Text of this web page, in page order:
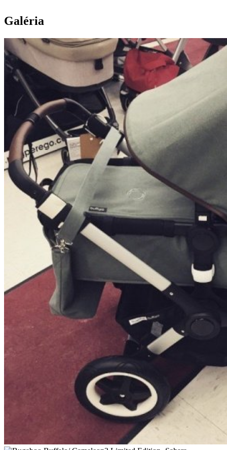
Galéria